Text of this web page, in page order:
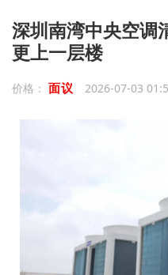
深圳南湾中央空调
更上一层楼
价格： 面议 2026-07-03